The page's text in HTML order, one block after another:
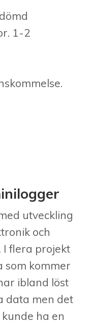
1-2
utveckling
och
flera projekt
som kommer
ibland löst
data men det
ha en